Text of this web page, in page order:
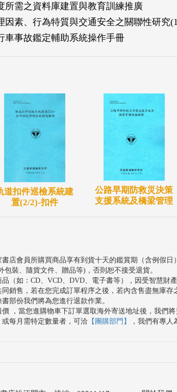
所需之資料庫建置與教育訓練推廣
因素、行為特質與交通安全之關聯性研究
車事故鑑定輔助系統操作手冊
道扣件巡檢系統建
置(2/2)-扣件
公路早期防救災決策
支援系統及橋梁管理
店會員所購買商品享有到貨十天的鑑賞期（含例假
包裝、隨貨文件、贈品等)，否則恕不接受退貨。
（如：CD、VCD、DVD、電子書等），因受智慧財
銷售，若在您完成訂單程序之後，若內含售盡無庫
部份我們將為您進行退款作業。
，當您進購物車下訂單選取海外寄送地址後，我們
每月需特定數量者，可洽 【團購部門】 ，我們有專人